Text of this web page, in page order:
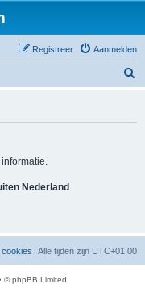
Aanmelden
Registreer
Nederland
Alle tijden zijn UTC+01:00
cookies
© phpBB Limited